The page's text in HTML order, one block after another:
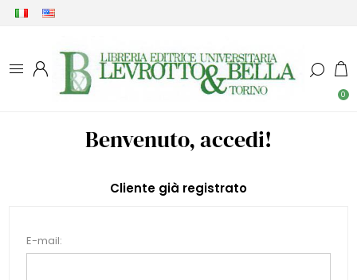
0
Benvenuto, accedi!
Cliente già registrato
E-mail: